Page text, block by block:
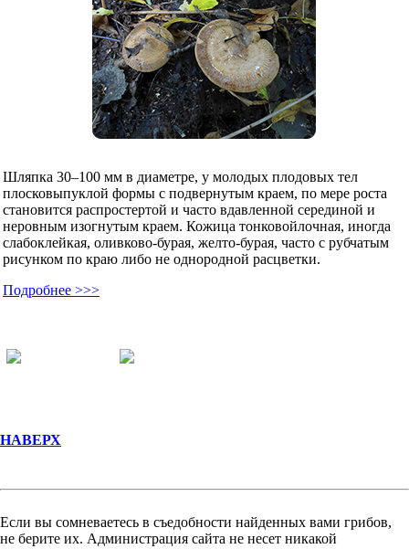
Шляпка 30–100 мм в диаметре, у молодых плодовых тел
плосковыпуклой формы с подвернутым краем, по мере роста
становится распростертой и часто вдавленной серединой и
неровным изогнутым краем. Кожица тонковойлочная, иногда
слабоклейкая, оливково-бурая, желто-бурая, часто с рубчатым
рисунком по краю либо не однородной расцветки.
Подробнее >>>
НАВЕРХ
Если вы сомневаетесь в съедобности найденных вами грибов,
не берите их. Администрация сайта не несет никакой